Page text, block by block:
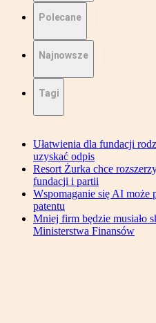
Polecane
Najnowsze
Tagi
Ułatwienia dla fundacji
uzyskać odpis
Resort Żurka chce
fundacji i partii
Wspomaganie się AI może
patentu
Mniej firm będzie musiało
Ministerstwa Finansów